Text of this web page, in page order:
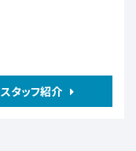
スタッフ紹介